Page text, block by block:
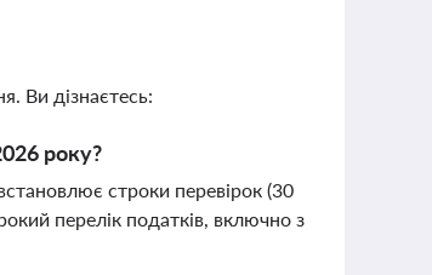
Ви дізнаєтесь:
року?
строки перевірок (30
перелік податків, включно з